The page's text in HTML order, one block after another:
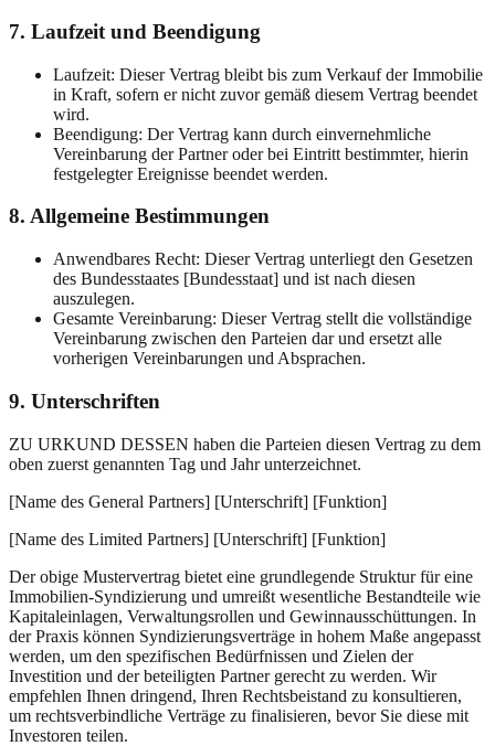
7. Laufzeit und Beendigung
Laufzeit: Dieser Vertrag bleibt bis zum Verkauf der Immobilie
in Kraft, sofern er nicht zuvor gemäß diesem Vertrag beendet
wird.
Beendigung: Der Vertrag kann durch einvernehmliche
Vereinbarung der Partner oder bei Eintritt bestimmter, hierin
festgelegter Ereignisse beendet werden.
8. Allgemeine Bestimmungen
Anwendbares Recht: Dieser Vertrag unterliegt den Gesetzen
des Bundesstaates [Bundesstaat] und ist nach diesen
auszulegen.
Gesamte Vereinbarung: Dieser Vertrag stellt die vollständige
Vereinbarung zwischen den Parteien dar und ersetzt alle
vorherigen Vereinbarungen und Absprachen.
9. Unterschriften
ZU URKUND DESSEN haben die Parteien diesen Vertrag zu dem
oben zuerst genannten Tag und Jahr unterzeichnet.
[Name des General Partners] [Unterschrift] [Funktion]
[Name des Limited Partners] [Unterschrift] [Funktion]
Der obige Mustervertrag bietet eine grundlegende Struktur für eine
Immobilien-Syndizierung und umreißt wesentliche Bestandteile wie
Kapitaleinlagen, Verwaltungsrollen und Gewinnausschüttungen. In
der Praxis können Syndizierungsverträge in hohem Maße angepasst
werden, um den spezifischen Bedürfnissen und Zielen der
Investition und der beteiligten Partner gerecht zu werden. Wir
empfehlen Ihnen dringend, Ihren Rechtsbeistand zu konsultieren,
um rechtsverbindliche Verträge zu finalisieren, bevor Sie diese mit
Investoren teilen.